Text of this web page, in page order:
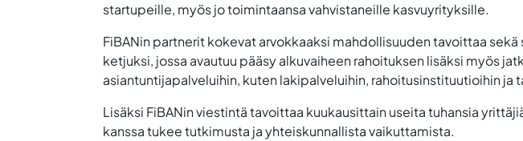
startupeille, myös jo toimintaansa vahvistaneille kasvuyrityksille.
FiBANin partnerit kokevat arvokkaaksi mahdollisuuden tavoittaa
ketjuksi, jossa avautuu pääsy alkuvaiheen rahoituksen lisäksi myös
asiantuntijapalveluihin, kuten lakipalveluihin, rahoitusinstituutioihin
Lisäksi FiBANin viestintä tavoittaa kuukausittain useita tuhansia
kanssa tukee tutkimusta ja yhteiskunnallista vaikuttamista.